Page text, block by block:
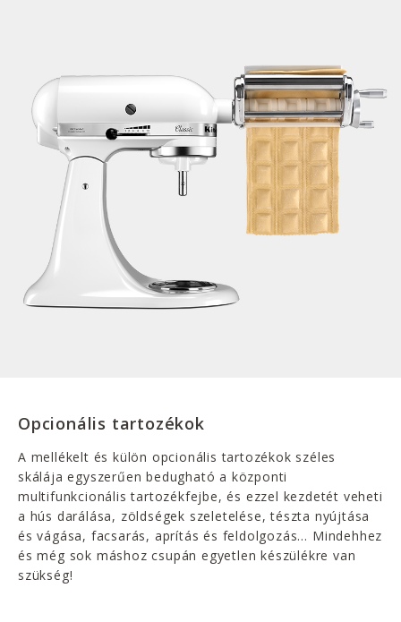
Opcionális tartozékok
A mellékelt és külön opcionális tartozékok széles
skálája egyszerűen bedugható a központi
multifunkcionális tartozékfejbe, és ezzel kezdetét veheti
a hús darálása, zöldségek szeletelése, tészta nyújtása
és vágása, facsarás, aprítás és feldolgozás… Mindehhez
és még sok máshoz csupán egyetlen készülékre van
szükség!